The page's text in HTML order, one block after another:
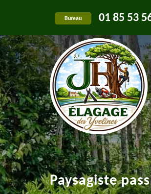
Bureau 01 85 53
Paysagiste